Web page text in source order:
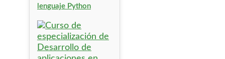
lenguaje Python